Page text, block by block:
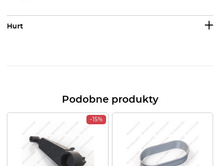
Hurt
Podobne produkty
-15%